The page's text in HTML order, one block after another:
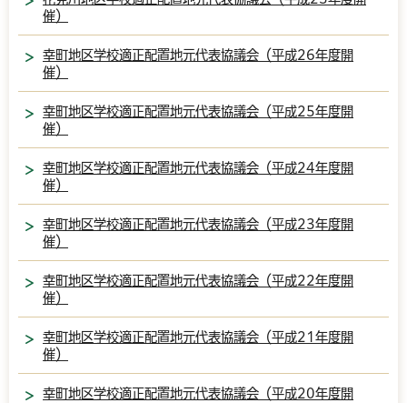
催）
幸町地区学校適正配置地元代表協議会（平成26年度開
催）
幸町地区学校適正配置地元代表協議会（平成25年度開
催）
幸町地区学校適正配置地元代表協議会（平成24年度開
催）
幸町地区学校適正配置地元代表協議会（平成23年度開
催）
幸町地区学校適正配置地元代表協議会（平成22年度開
催）
幸町地区学校適正配置地元代表協議会（平成21年度開
催）
幸町地区学校適正配置地元代表協議会（平成20年度開